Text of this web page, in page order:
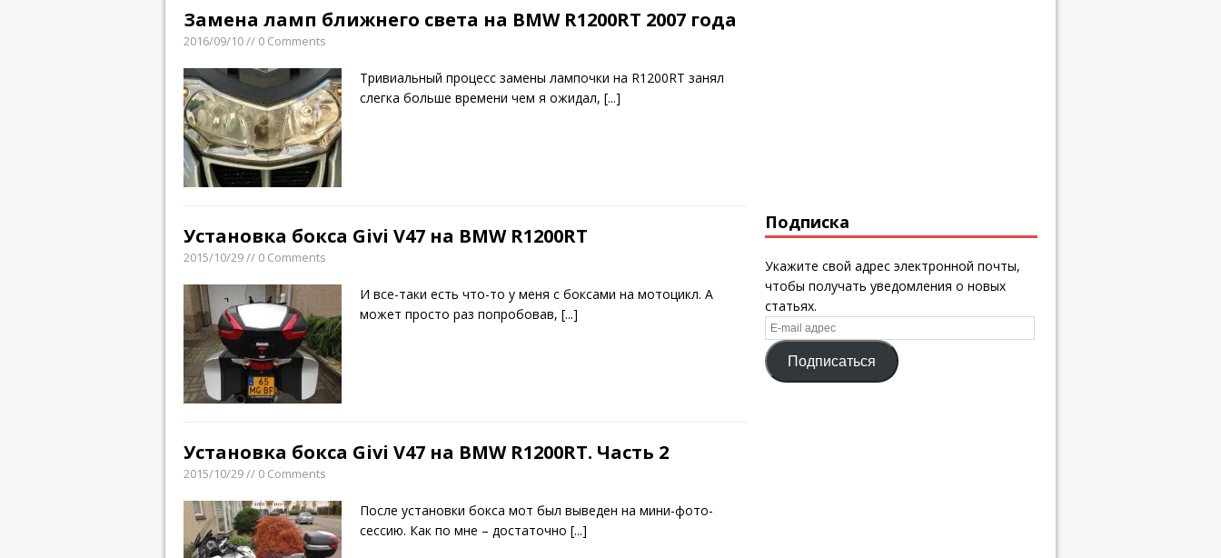
Замена ламп ближнего света на BMW R1200RT 2007 года
2016/09/10 // 0 Comments
Тривиальный процесс замены лампочки на R1200RT занял
слегка больше времени чем я ожидал, [...]
Установка бокса Givi V47 на BMW R1200RT
2015/10/29 // 0 Comments
И все-таки есть что-то у меня с боксами на мотоцикл. А
может просто раз попробовав, [...]
Установка бокса Givi V47 на BMW R1200RT. Часть 2
2015/10/29 // 0 Comments
После установки бокса мот был выведен на мини-фото-
сессию. Как по мне – достаточно [...]
Подписка
Укажите свой адрес электронной почты,
чтобы получать уведомления о новых
статьях.
E-
mail
адресПодписаться